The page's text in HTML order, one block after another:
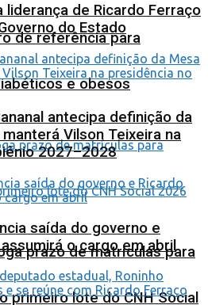
de referência para
e obesos
prazo de matrículas para
primeiro lote do CNH Social
liderança de Ricardo Ferraço
do Estado
antecipa definição da
Vilson Teixeira na
2027–2028
saída do governo e
o cargo em abril